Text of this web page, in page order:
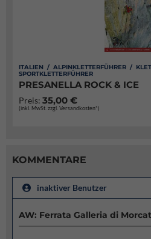
ITALIEN / ALPINKLETTERFÜHRER /
SPORTKLETTERFÜHRER
PRESANELLA ROCK & ICE
Preis: 35,00 €
(inkl. MwSt. zzgl. Versandkosten*)
KOMMENTARE
inaktiver Benutzer
AW: Ferrata Galleria di